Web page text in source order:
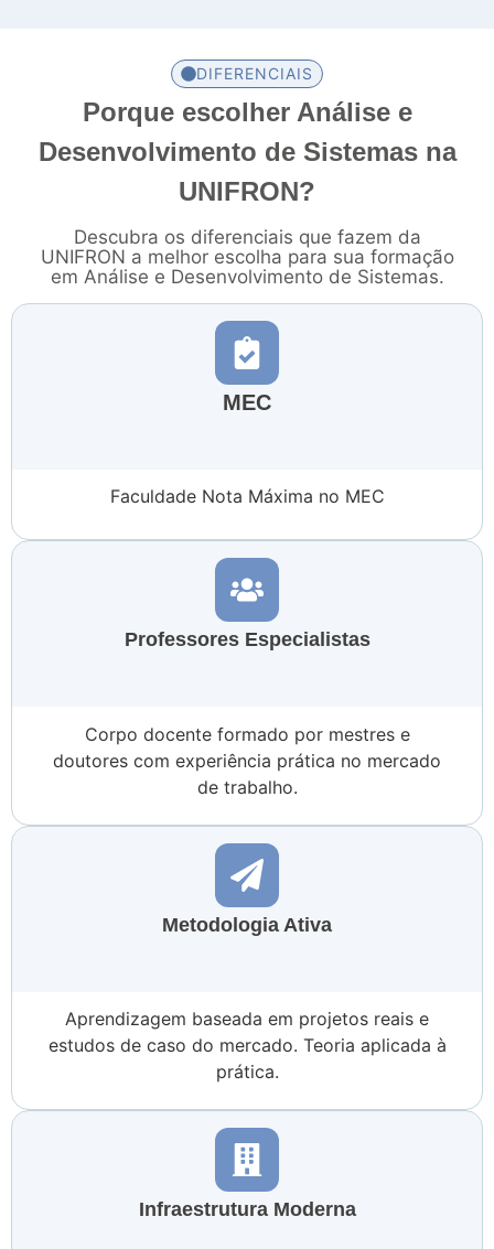
DIFERENCIAIS
Porque escolher Análise e
Desenvolvimento de Sistemas na
UNIFRON?
Descubra os diferenciais que fazem da
UNIFRON a melhor escolha para sua formação
em Análise e Desenvolvimento de Sistemas.
MEC
Faculdade Nota Máxima no MEC
Professores Especialistas
Corpo docente formado por mestres e
doutores com experiência prática no mercado
de trabalho.
Metodologia Ativa
Aprendizagem baseada em projetos reais e
estudos de caso do mercado. Teoria aplicada à
prática.
Infraestrutura Moderna